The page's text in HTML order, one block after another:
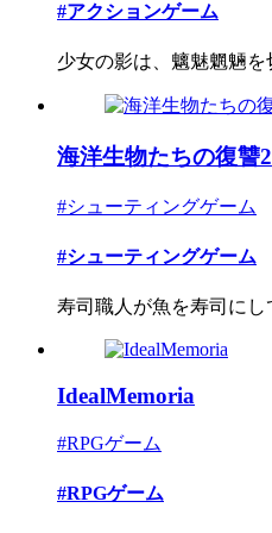
#アクションゲーム
少女の影は、魑魅魍魎を
海洋生物たちの復讐2
#シューティングゲーム
#シューティングゲーム
寿司職人が魚を寿司に
IdealMemoria
#RPGゲーム
#RPGゲーム